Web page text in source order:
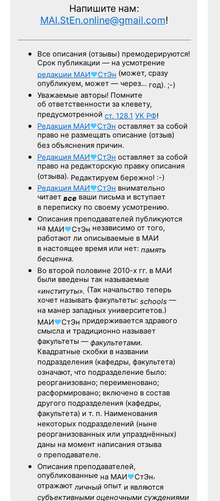
Напишите нам:
MAI.StEn.online@gmail.com!
Все описания (отзывы) премодерируются!
Срок публикации — на усмотрение
редакции МАИ♥СтЭн (может, сразу
опубликуем, может — через… год). ;-)
Уважаемые авторы! Помните
об ответственности за клевету,
предусмотренной ст. 128.1 УК РФ!
Редакция МАИ♥СтЭн оставляет за собой
право не размещать описание (отзыв)
без объяснения причин.
Редакция МАИ♥СтЭн оставляет за собой
право на редакторскую правку описания
(отзыва). Редактируем бережно! :-)
Редакция МАИ♥СтЭн внимательно
читает все ваши письма и вступает
в переписку по своему усмотрению.
Описания преподавателей публикуются
на МАИ♥СтЭн независимо от того,
работают ли описываемые в МАИ
в настоящее время или нет: память
бесценна.
Во второй половине 2010-х гг. в МАИ
были введены так называемые
«институты». (Так начальство теперь
хочет называть факультеты: schools —
на манер западных университетов.)
МАИ♥СтЭн придерживается здравого
смысла и традиционно называет
факультеты — факультетами.
Квадратные скобки в названии
подразделения (кафедры, факультета)
означают, что подразделение было:
реорганизовано; переименовано;
расформировано; включено в состав
другого подразделения (кафедры,
факультета) и т. п. Наименования
некоторых подразделений (ныне
реорганизованных или упразднённых)
даны на момент написания отзыва
о преподавателе.
Описания преподавателей,
опубликованные на МАИ♥СтЭн,
отражаютличный опыт и являются
субъективными оценочными суждениями